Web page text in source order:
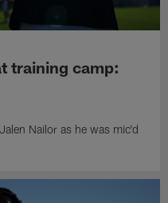
training camp:
Nailor as he was mic'd